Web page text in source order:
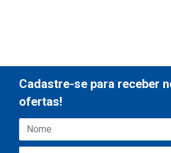
Cadastre-se para receber
ofertas!